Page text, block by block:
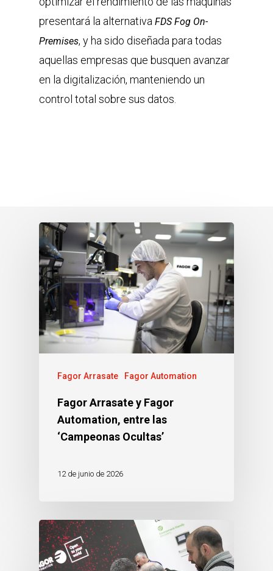
presentará la alternativa FDS Fog On-
Premises, y ha sido diseñada para todas
aquellas empresas que busquen avanzar
en la digitalización, manteniendo un
control total sobre sus datos.
Fagor Arrasate Fagor Automation
Fagor Arrasate y Fagor
Automation, entre las
‘Campeonas Ocultas’
12 de junio de 2026